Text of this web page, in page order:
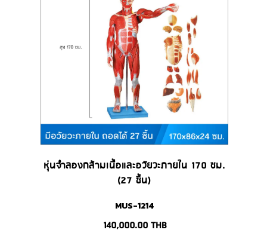
หุ่นจำลองกล้ามเนื้อและอวัยวะภายใน 170 ซม.
(27 ชิ้น)
MUS-1214
140,000.00 THB